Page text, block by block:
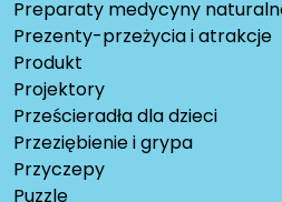
Preparaty medycyny
Prezenty-przeżycia i atrakcje
Produkt
Projektory
Prześcieradła dla dzieci
Przeziębienie i grypa
Przyczepy
Puzzle